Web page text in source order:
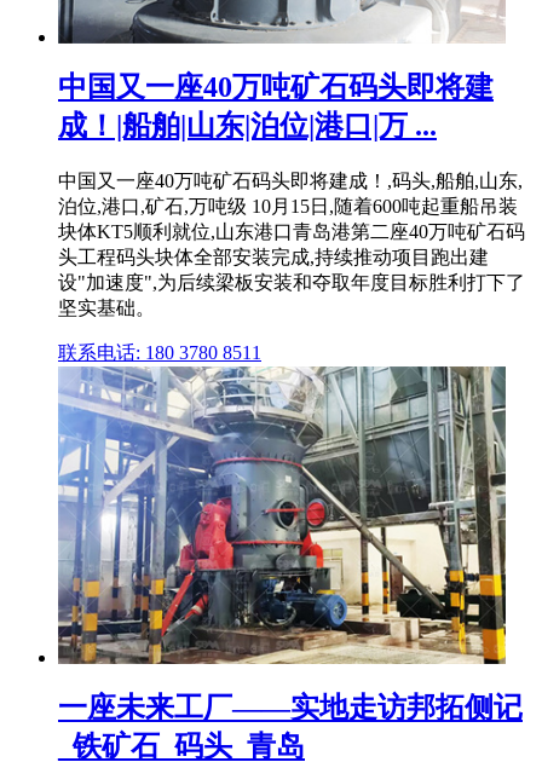
中国又一座40万吨矿石码头即将建
成！|船舶|山东|泊位|港口|万 ...
中国又一座40万吨矿石码头即将建成！,码头,船舶,山东,
泊位,港口,矿石,万吨级 10月15日,随着600吨起重船吊装
块体KT5顺利就位,山东港口青岛港第二座40万吨矿石码
头工程码头块体全部安装完成,持续推动项目跑出建
设"加速度",为后续梁板安装和夺取年度目标胜利打下了
坚实基础。
联系电话: 180 3780 8511
一座未来工厂——实地走访邦拓侧记
_铁矿石_码头_青岛